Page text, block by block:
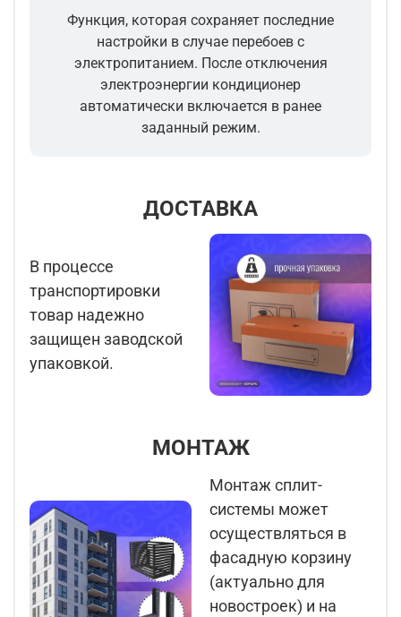
Функция, которая сохраняет последние
настройки в случае перебоев с
электропитанием. После отключения
электроэнергии кондиционер
автоматически включается в ранее
заданный режим.
ДОСТАВКА
В процессе
транспортировки
товар надежно
защищен заводской
упаковкой.
МОНТАЖ
Монтаж сплит-
системы может
осуществляться в
фасадную корзину
(актуально для
новостроек) и на